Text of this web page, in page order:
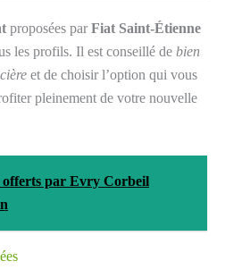
proposées par Fiat Saint-Étienne
les profils. Il est conseillé de bien
et de choisir l’option qui vous
pleinement de votre nouvelle
offerts par Evry Corbeil